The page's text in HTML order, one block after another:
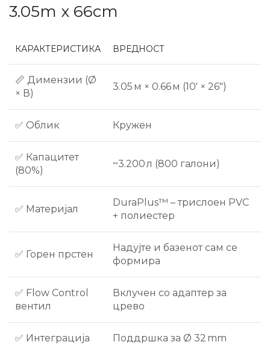
3.05m x 66cm
КАРАКТЕРИСТИКА ВРЕДНОСТ
📏 Димензии (Ø
× В)
3.05 м × 0.66 м (10′ × 26″)
✅ Облик Кружен
✅ Капацитет
(80%)
~3.200 л (800 галони)
✅ Материјал
DuraPlus™ – трислоен PVC
+ полиестер
✅ Горен прстен
Надујте и базенот сам се
формира
✅ Flow Control
вентил
Вклучен со адаптер за
црево
✅ Интеграција
Поддршка за Ø 32 mm